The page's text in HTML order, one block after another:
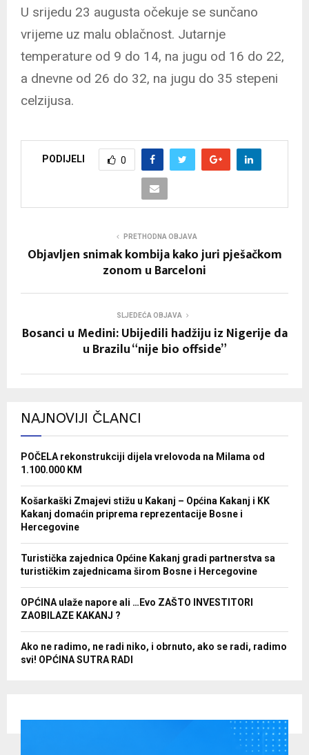
U srijedu 23 augusta očekuje se sunčano
vrijeme uz malu oblačnost. Jutarnje
temperature od 9 do 14, na jugu od 16 do 22,
a dnevne od 26 do 32, na jugu do 35 stepeni
celzijusa.
PODIJELI 0
PRETHODNA OBJAVA
Objavljen snimak kombija kako juri pješačkom
zonom u Barceloni
SLJEDEĆA OBJAVA
Bosanci u Medini: Ubijedili hadžiju iz Nigerije da
u Brazilu “nije bio offside”
NAJNOVIJI ČLANCI
POČELA rekonstrukciji dijela vrelovoda na Milama od
1.100.000 KM
Košarkaški Zmajevi stižu u Kakanj – Općina Kakanj i KK
Kakanj domaćin priprema reprezentacije Bosne i
Hercegovine
Turistička zajednica Općine Kakanj gradi partnerstva sa
turističkim zajednicama širom Bosne i Hercegovine
OPĆINA ulaže napore ali …Evo ZAŠTO INVESTITORI
ZAOBILAZE KAKANJ ?
Ako ne radimo, ne radi niko, i obrnuto, ako se radi, radimo
svi! OPĆINA SUTRA RADI